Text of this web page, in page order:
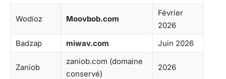
Wodioz Moovbob.com
Février
2026
Badzap
miwav.com Juin 2026
Zaniob
zaniob.com (domaine
conservé)
2026